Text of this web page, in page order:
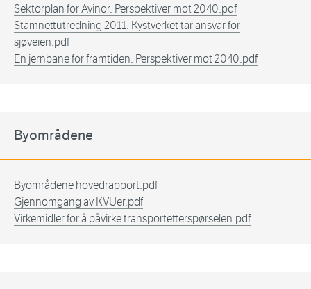
Sektorplan for Avinor. Perspektiver mot 2040.pdf
Stamnettutredning 2011. Kystverket tar ansvar for
sjøveien.pdf
En jernbane for framtiden. Perspektiver mot 2040.pdf
Byområdene
Byområdene hovedrapport.pdf
Gjennomgang av KVUer.pdf
Virkemidler for å påvirke transportetterspørselen.pdf